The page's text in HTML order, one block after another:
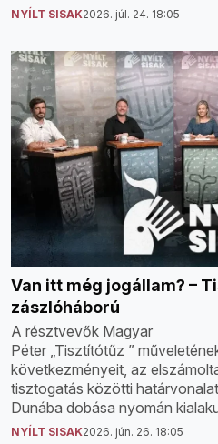
NYÍLT SISAK2026. júl. 24. 18:05
Van itt még jogállam? –
zászlóháború
A résztvevők Magyar
Péter „Tisztítótűz ”
következményeit, az
tisztogatás közötti
Dunába dobása nyomán
NYÍLT SISAK2026. jún. 26. 18:05